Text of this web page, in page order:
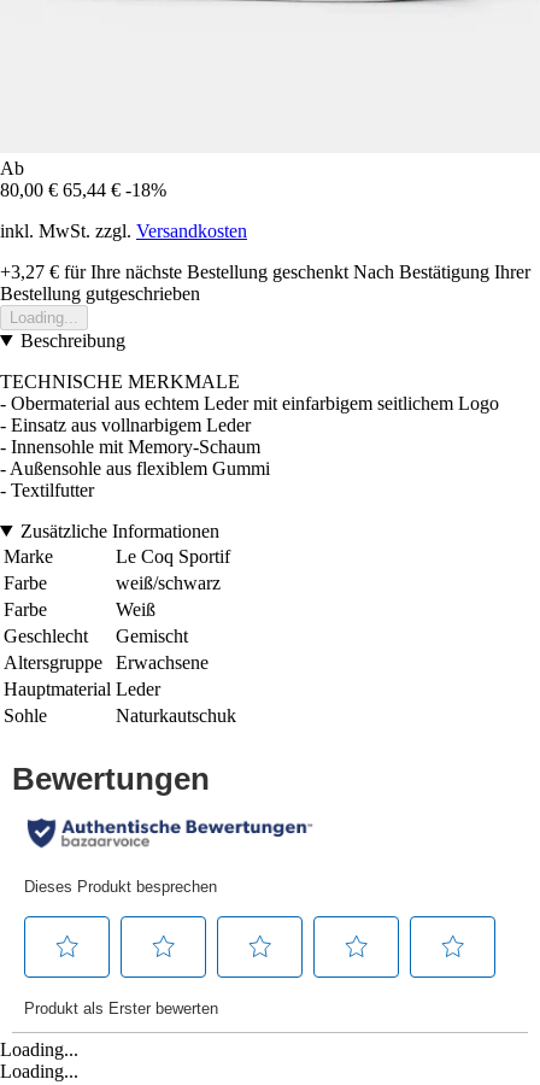
Ab
80,00 € 65,44 € -18%
inkl. MwSt. zzgl. Versandkosten
+3,27 € für Ihre nächste Bestellung geschenkt Nach Bestätigung Ihrer
Bestellung gutgeschrieben
Loading...
Beschreibung
TECHNISCHE MERKMALE
- Obermaterial aus echtem Leder mit einfarbigem seitlichem Logo
- Einsatz aus vollnarbigem Leder
- Innensohle mit Memory-Schaum
- Außensohle aus flexiblem Gummi
- Textilfutter
Zusätzliche Informationen
Marke
Le Coq Sportif
Farbe
weiß/schwarz
Farbe
Weiß
Geschlecht
Gemischt
Altersgruppe
Erwachsene
Hauptmaterial Leder
Sohle
Naturkautschuk
Loading...
Loading...